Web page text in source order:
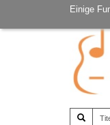
Einige